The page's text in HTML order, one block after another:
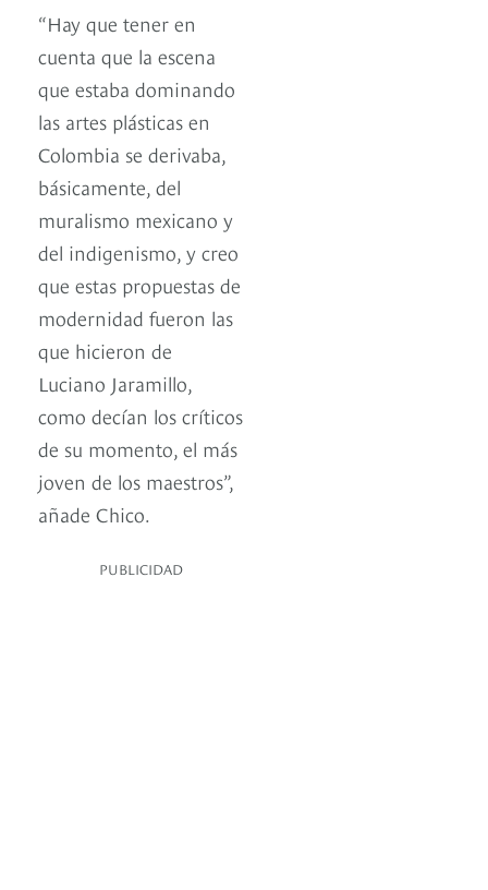
“Hay que tener en
cuenta que la escena
que estaba dominando
las artes plásticas en
Colombia se derivaba,
básicamente, del
muralismo mexicano y
del indigenismo, y creo
que estas propuestas de
modernidad fueron las
que hicieron de
Luciano Jaramillo,
como decían los críticos
de su momento, el más
joven de los maestros”,
añade Chico.
PUBLICIDAD